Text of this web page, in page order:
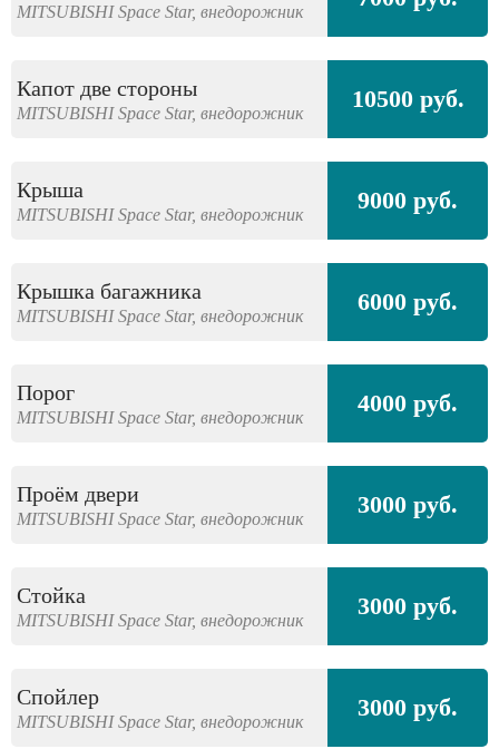
MITSUBISHISpace Star, внедорожник
Капот две стороны
MITSUBISHISpace Star, внедорожник 10500 руб.
Крыша
MITSUBISHISpace Star, внедорожник 9000 руб.
Крышка багажника
MITSUBISHISpace Star, внедорожник 6000 руб.
Порог
MITSUBISHISpace Star, внедорожник 4000 руб.
Проём двери
MITSUBISHISpace Star, внедорожник 3000 руб.
Стойка
MITSUBISHISpace Star, внедорожник 3000 руб.
Спойлер
MITSUBISHISpace Star, внедорожник 3000 руб.